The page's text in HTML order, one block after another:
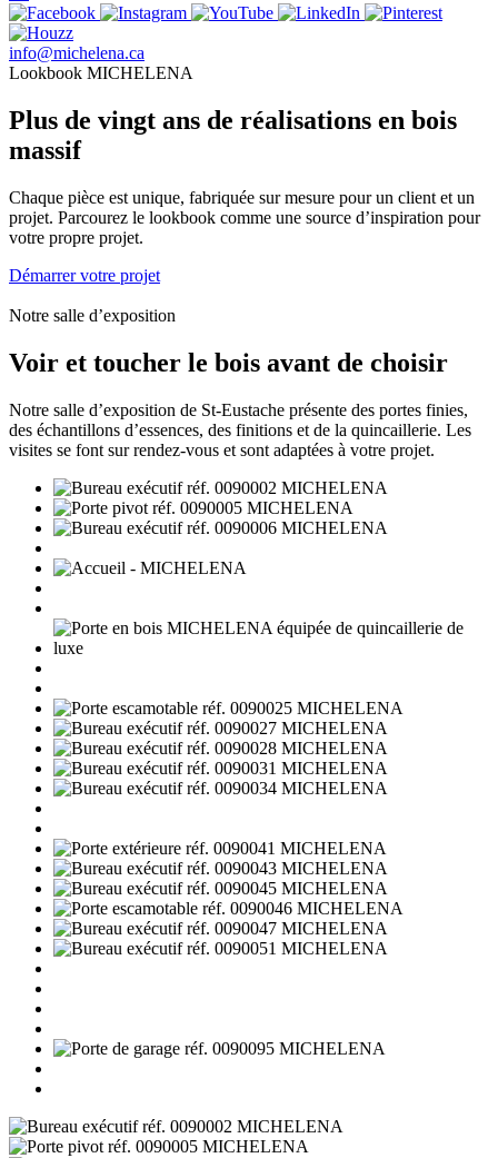
info@michelena.ca
Lookbook MICHELENA
Plus de vingt ans de réalisations en bois
massif
Chaque pièce est unique, fabriquée sur mesure pour un client et un
projet. Parcourez le lookbook comme une source d’inspiration pour
votre propre projet.
Démarrer votre projet
Notre salle d’exposition
Voir et toucher le bois avant de choisir
Notre salle d’exposition de St-Eustache présente des portes finies,
des échantillons d’essences, des finitions et de la quincaillerie. Les
visites se font sur rendez-vous et sont adaptées à votre projet.